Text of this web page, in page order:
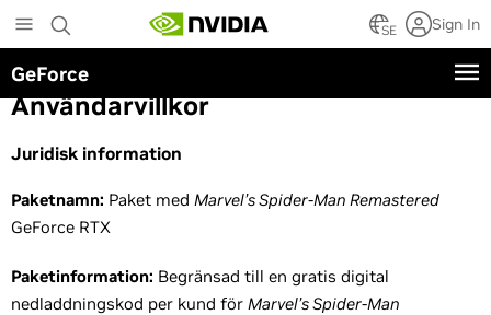
to
main
content
SE Sign In
GeForce
Användarvillkor
Juridisk information
Paketnamn: Paket med Marvel’s Spider-Man Remastered
GeForce RTX
Paketinformation: Begränsad till en gratis digital
nedladdningskod per kund för Marvel’s Spider-Man